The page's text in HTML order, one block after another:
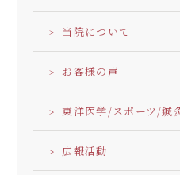
当院について
お客様の声
東洋医学/スポーツ/鍼
広報活動